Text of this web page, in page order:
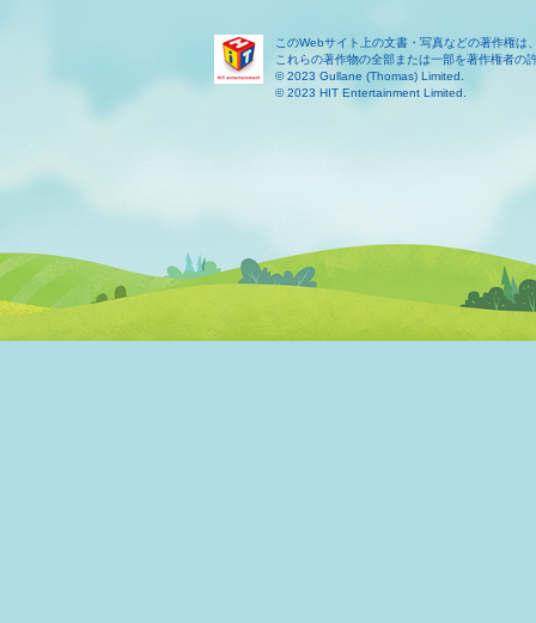
このWebサイト上の文書・写真などの著作権
これらの著作物の全部または一部を著作権者の
© 2023 Gullane (Thomas) Limited.
© 2023 HIT Entertainment Limited.